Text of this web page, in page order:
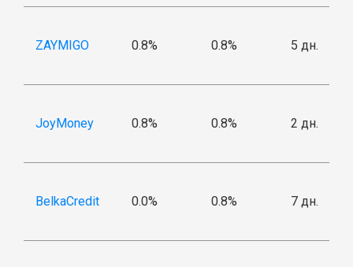
ZAYMIGO 0.8% 0.8% 5 дн.
JoyMoney 0.8% 0.8% 2 дн.
BelkaCredit 0.0% 0.8% 7 дн.